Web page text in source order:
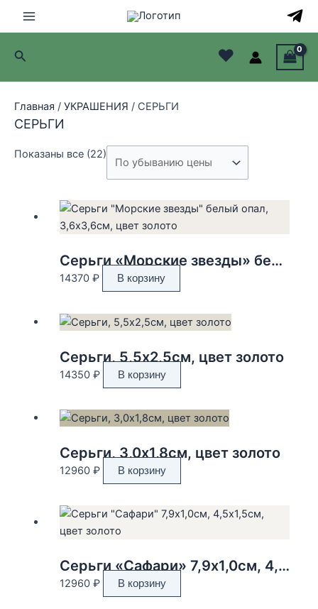
Main
Menu
Поиск ♥
Главная / УКРАШЕНИЯ / СЕРЬГИ
СЕРЬГИ
Показаны все (22)
по
Серьги «Морские звезды» белый опал, 3,6х3,6см, цвет золото
14370 ₽ В корзину
Серьги, 5,5х2,5см, цвет золото
14350 ₽ В корзину
Серьги, 3,0х1,8см, цвет золото
12960 ₽ В корзину
Серьги «Сафари» 7,9х1,0см, 4,5х1,5см, цвет золото
12960 ₽ В корзину